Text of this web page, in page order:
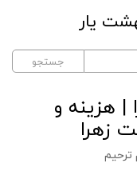
| هزینه و
زهرا
ترحیم
جستجو
یار​​​​​​​